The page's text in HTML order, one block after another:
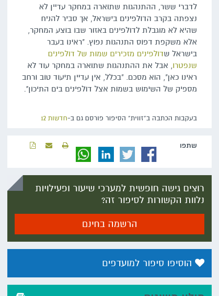
לדברי ששר, ההתנהגות שתוארה במחקר עדיין לא
נצפתה בקרב הדולפינים בישראל, אך סביר להניח
שהיא לא מוגבלת לדולפינים באזור שבו בוצע המחקר,
אלא משקפת דפוס התנהגות נפוץ. "ראינו בעבר
בישראל שדולפינים מזכירים שמות של דולפינים
שנפטרו, אבל את ההתנהגות שתוארה במחקר עוד לא
ראינו כאן", הוא מסכם. "בכלל, אין עדיין תיעוד טוב ורחב
מספיק של השימוש בשמות אצל דולפינים בים התיכון".
בעקבות הכתבה ב"זווית" הסיפור פורסם גם ב-חדשות 12
שתפו‬
רוצים גישה חופשית למערכי שיעור ופעילויות
נלוות הקשורות לסיפור זה?
הרשמה בחינם
הוסיפו סיפור למועדפים